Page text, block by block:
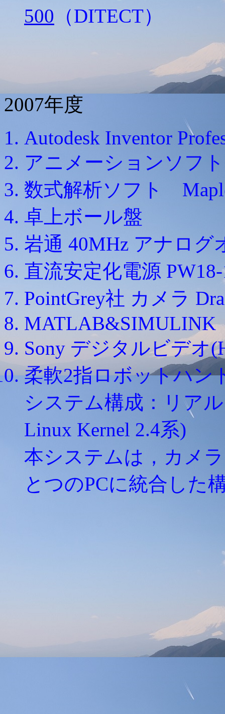
500 （DITECT）
2007年度
Autodesk Inventor
アニメーションソフ
数式解析ソフト
卓上ボール盤
岩通 40MHz アナログ
直流安定化電源
PointGrey社 カメラ
MATLAB&SIMULINK
Sony デジタルビデオ
柔軟2指ロボットハン
システム構成：リア
Linux Kernel 2.4系)
本システムは，カメ
とつのPCに統合した